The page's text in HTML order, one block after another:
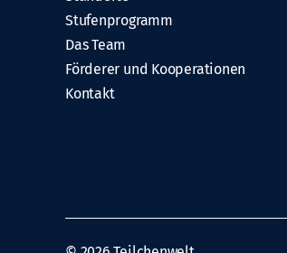
Stufenprogramm
Das Team
Förderer und Kooperationen
Kontakt